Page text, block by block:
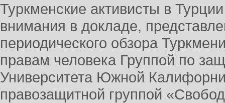
Туркменские активисты в
внимания в докладе,
периодического обзора
правам человека Группой по
Университета Южной
правозащитной группой